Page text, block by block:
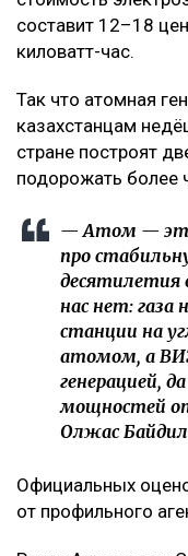
составит 12–18
киловатт-час.
Так что атомная
казахстанцам
стране построят
подорожать более
— Атом — это
про
десятилетия
нас нет: газа
станции на
атомом, а
генерацией,
мощностей
Олжас
Официальных
от профильного